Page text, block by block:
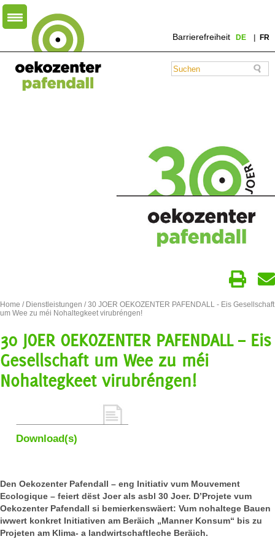
Barrierefreiheit DE FR
Home / Dienstleistungen / 30 JOER OEKOZENTER PAFENDALL - Eis Gesellschaft
um Wee zu méi Nohaltegkeet virubréngen!
30 JOER OEKOZENTER PAFENDALL – Eis
Gesellschaft um Wee zu méi
Nohaltegkeet virubréngen!
Download(s)
Den Oekozenter Pafendall – eng Initiativ vum Mouvement
Ecologique – feiert dëst Joer als asbl 30 Joer. D’Projete vum
Oekozenter Pafendall si bemierkenswäert: Vum nohaltege Bauen
iwwert konkret Initiativen am Beräich „Manner Konsum“ bis zu
Projeten am Klima- a landwirtschaftleche Beräich.